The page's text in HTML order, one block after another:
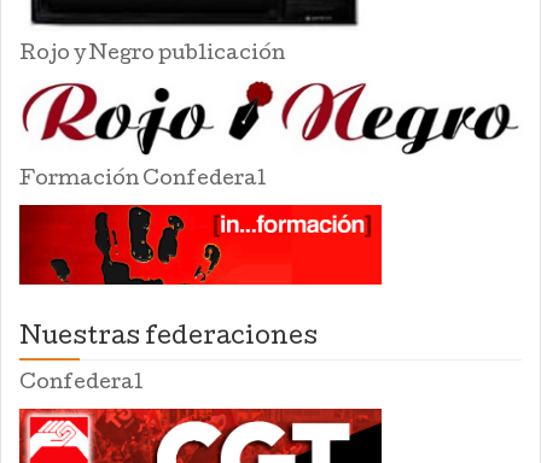
Rojo y Negro publicación
Formación Confederal
Nuestras federaciones
Confederal